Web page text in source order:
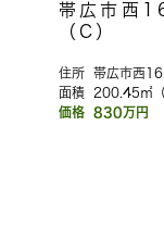
帯広市西
（C）
住所
帯広市西
面積
200.45㎡
価格
830万円